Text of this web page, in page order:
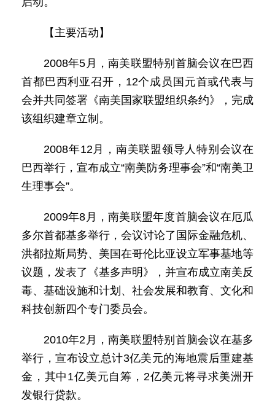
【主要活动】
2008年5月，南美联盟特别首脑会议在巴西
首都巴西利亚召开，12个成员国元首或代表与
会并共同签署《南美国家联盟组织条约》，完成
该组织建章立制。
2008年12月，南美联盟领导人特别会议在
巴西举行，宣布成立“南美防务理事会”和“南美卫
生理事会”。
2009年8月，南美联盟年度首脑会议在厄瓜
多尔首都基多举行，会议讨论了国际金融危机、
洪都拉斯局势、美国在哥伦比亚设立军事基地等
议题，发表了《基多声明》，并宣布成立南美反
毒、基础设施和计划、社会发展和教育、文化和
科技创新四个专门委员会。
2010年2月，南美联盟特别首脑会议在基多
举行，宣布设立总计3亿美元的海地震后重建基
金，其中1亿美元自筹，2亿美元将寻求美洲开
发银行贷款。